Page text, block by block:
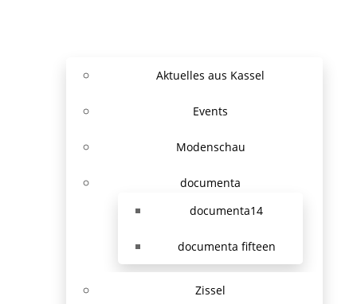
Aktuelles aus Kassel
Events
Modenschau
documenta
documenta14
documenta fifteen
Zissel